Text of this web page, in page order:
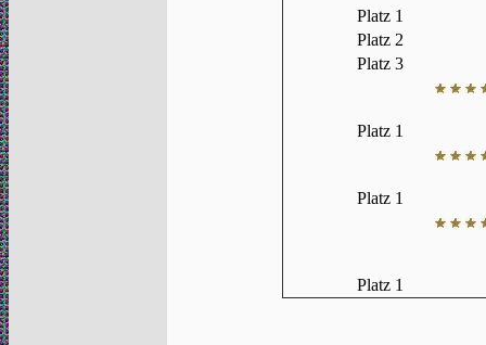
Platz 1
Platz 2
Platz 3
Platz 1
Platz 1
Platz 1